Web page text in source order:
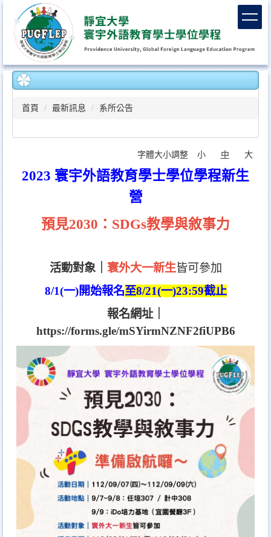
容
區
首頁 最新訊息 系所公告
字體大小調整 小 中 大
2023 寰宇外語教育學士學位學程新生
營
預見2030：SDGs教學與敘事力
活動對象｜ 寰外大一新生皆可參加
8/1(一)開始報名至8/21(一)23:59截止
報名網址｜
https://forms.gle/mSYirmNZNF2fiUPB6